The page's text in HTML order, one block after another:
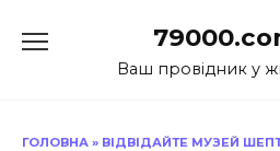
до
Ваш провідник у
ГОЛОВНА » ВІДВІДАЙТЕ МУЗЕЙ